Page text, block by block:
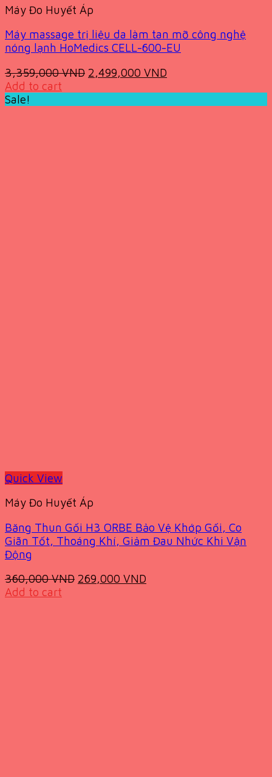
Máy Đo Huyết Áp
Máy massage trị liệu da làm tan mỡ công nghệ
nóng lạnh HoMedics CELL-600-EU
3,359,000VND Original
2,499,000 VND
Add to cart
Sale!
Quick View
Máy Đo Huyết Áp
Băng Thun Gối H3 ORBE Bảo Vệ Khớp Gối, Co
Giãn Tốt, Thoáng Khí, Giảm Đau Nhức Khi Vận
Động
360,000VND Original
269,000 VND
Add to cart